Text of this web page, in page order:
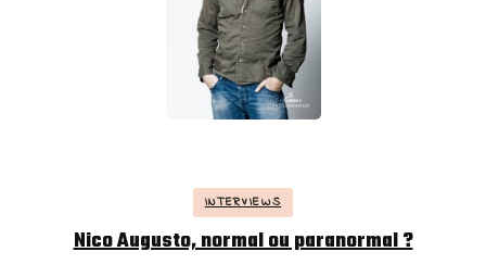
INTERVIEWS
Nico Augusto, normal ou paranormal ?